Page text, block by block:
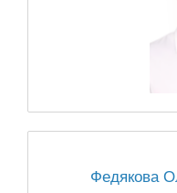
Федякова